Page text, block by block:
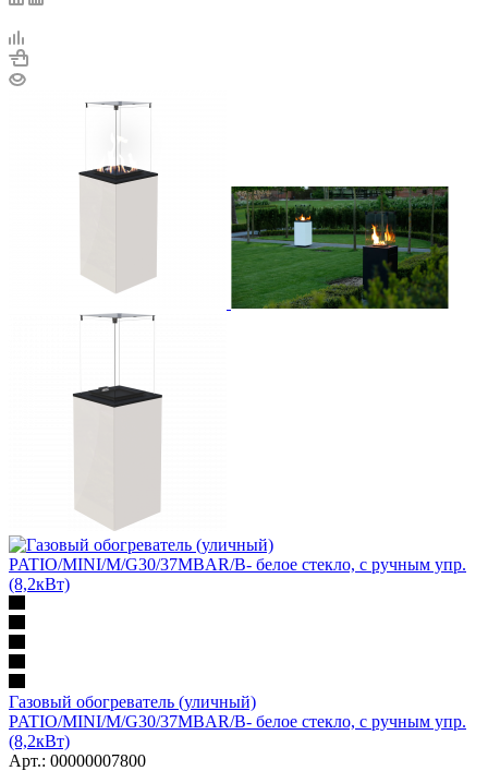
Газовый обогреватель (уличный)
PATIO/MINI/M/G30/37MBAR/B- белое стекло, с ручным упр.
(8,2кВт)
Арт.: 00000007800